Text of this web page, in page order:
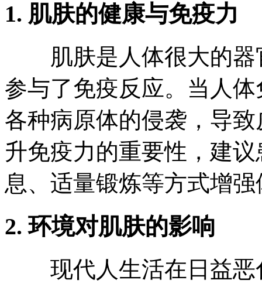
1. 肌肤的健康与免疫力
肌肤是人体很大的器
参与了免疫反应。当人
各种病原体的侵袭，导
升免疫力的重要性，建
息、适量锻炼等方式增
2. 环境对肌肤的影响
现代人生活在日益恶